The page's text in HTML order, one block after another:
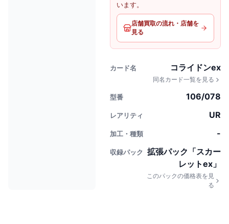
います。
店舗買取の流れ・店舗を
見る
カード名 コライドンex
同名カード一覧を見る
型番 106/078
レアリティ UR
加工・種類 -
収録パック
拡張パック「スカー
レットex」
このパックの価格表を見
る